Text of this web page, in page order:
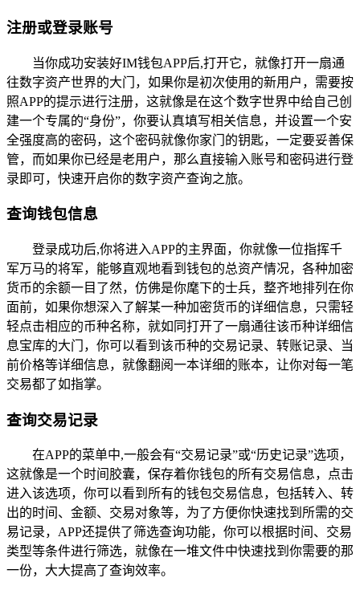
注册或登录账号
当你成功安装好IM钱包APP后,打开它，就像打开一扇通
往数字资产世界的大门，如果你是初次使用的新用户，需要按
照APP的提示进行注册，这就像是在这个数字世界中给自己创
建一个专属的“身份”，你要认真填写相关信息，并设置一个安
全强度高的密码，这个密码就像你家门的钥匙，一定要妥善保
管，而如果你已经是老用户，那么直接输入账号和密码进行登
录即可，快速开启你的数字资产查询之旅。
查询钱包信息
登录成功后,你将进入APP的主界面，你就像一位指挥千
军万马的将军，能够直观地看到钱包的总资产情况，各种加密
货币的余额一目了然，仿佛是你麾下的士兵，整齐地排列在你
面前，如果你想深入了解某一种加密货币的详细信息，只需轻
轻点击相应的币种名称，就如同打开了一扇通往该币种详细信
息宝库的大门，你可以看到该币种的交易记录、转账记录、当
前价格等详细信息，就像翻阅一本详细的账本，让你对每一笔
交易都了如指掌。
查询交易记录
在APP的菜单中,一般会有“交易记录”或“历史记录”选项，
这就像是一个时间胶囊，保存着你钱包的所有交易信息，点击
进入该选项，你可以看到所有的钱包交易信息，包括转入、转
出的时间、金额、交易对象等，为了方便你快速找到所需的交
易记录，APP还提供了筛选查询功能，你可以根据时间、交易
类型等条件进行筛选，就像在一堆文件中快速找到你需要的那
一份，大大提高了查询效率。